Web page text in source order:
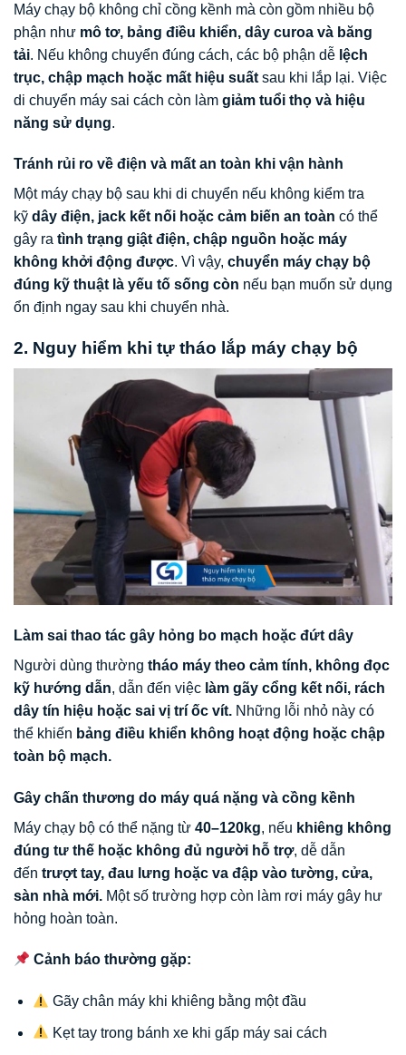
Máy chạy bộ không chỉ cồng kềnh mà còn gồm nhiều bộ
phận như mô tơ, bảng điều khiển, dây curoa và băng
tải. Nếu không chuyển đúng cách, các bộ phận dễ lệch
trục, chập mạch hoặc mất hiệu suất sau khi lắp lại. Việc
di chuyển máy sai cách còn làm giảm tuổi thọ và hiệu
năng sử dụng.
Tránh rủi ro về điện và mất an toàn khi vận hành
Một máy chạy bộ sau khi di chuyển nếu không kiểm tra
kỹ dây điện, jack kết nối hoặc cảm biến an toàn có thể
gây ra tình trạng giật điện, chập nguồn hoặc máy
không khởi động được. Vì vậy, chuyển máy chạy bộ
đúng kỹ thuật là yếu tố sống còn nếu bạn muốn sử dụng
ổn định ngay sau khi chuyển nhà.
2. Nguy hiểm khi tự tháo lắp máy chạy bộ
Làm sai thao tác gây hỏng bo mạch hoặc đứt dây
Người dùng thường tháo máy theo cảm tính, không đọc
kỹ hướng dẫn, dẫn đến việc làm gãy cổng kết nối, rách
dây tín hiệu hoặc sai vị trí ốc vít. Những lỗi nhỏ này có
thể khiến bảng điều khiển không hoạt động hoặc chập
toàn bộ mạch.
Gây chấn thương do máy quá nặng và cồng kềnh
Máy chạy bộ có thể nặng từ 40–120kg, nếu khiêng không
đúng tư thế hoặc không đủ người hỗ trợ, dễ dẫn
đến trượt tay, đau lưng hoặc va đập vào tường, cửa,
sàn nhà mới. Một số trường hợp còn làm rơi máy gây hư
hỏng hoàn toàn.
Cảnh báo thường gặp:
Gãy chân máy khi khiêng bằng một đầu
Kẹt tay trong bánh xe khi gấp máy sai cách